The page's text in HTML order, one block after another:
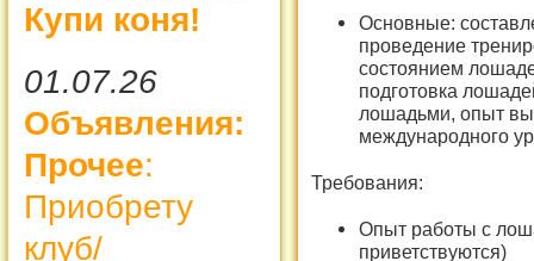
Купи коня!
01.07.26
Объявления:
Прочее:
Приобрету
клуб/
Основные:
проведение
состоянием
подготовка
лошадьми, опыт
международного
Требования:
Опыт работы с
приветствуются)